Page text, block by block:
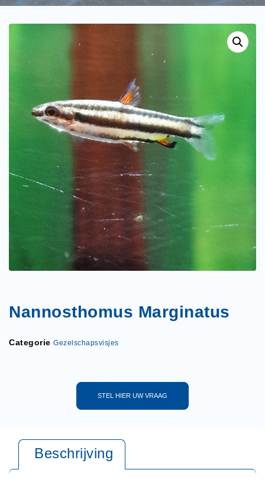
Nannosthomus Marginatus
Categorie Gezelschapsvisjes
STEL HIER UW VRAAG